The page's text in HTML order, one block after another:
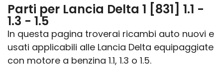
Parti per Lancia Delta 1 [831] 1.1 -
1.3 - 1.5
In questa pagina troverai ricambi auto nuovi e
usati applicabili alle Lancia Delta equipaggiate
con motore a benzina 1.1, 1.3 o 1.5.